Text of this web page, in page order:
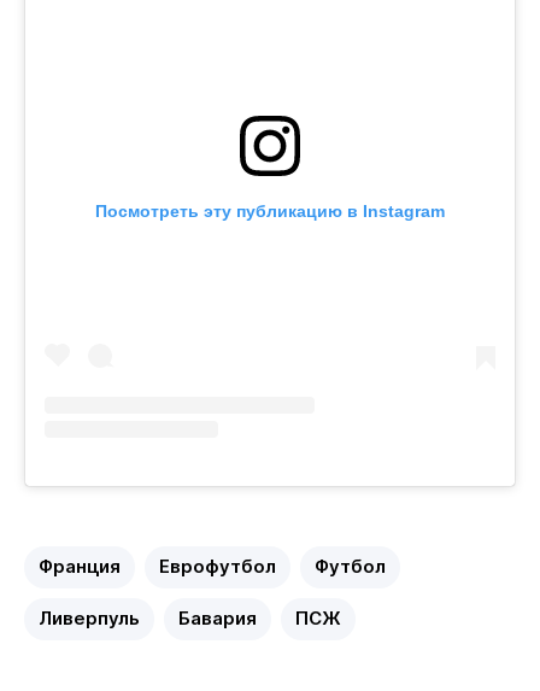
Посмотреть эту публикацию в Instagram
Франция Еврофутбол Футбол
Ливерпуль Бавария ПСЖ